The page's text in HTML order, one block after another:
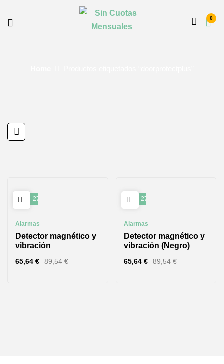
0
-27%
Alarmas
Detector magnético y
vibración
89,54€
65,64 €
-27%
Alarmas
Detector magnético y
vibración (Negro)
89,54€
65,64 €